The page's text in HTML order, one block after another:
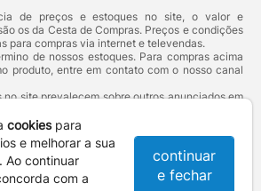
de preços e estoques no site, o valor e
os da Cesta de Compras. Preços e condições
para compras via internet e televendas.
de nossos estoques. Para compras acima
produto, entre em contato com o nosso canal
no site prevalecem sobre outros anunciados em
Lei nº 8.078.
de dados e análises de crédito e risco.
Distribuidora de Produtos Eletrônicos Ltda -
53 - Endereço: R. Senador Souza Naves, 9 -
cookiespara
e melhorar a sua
Ao continuar
com a
continuar
e fechar